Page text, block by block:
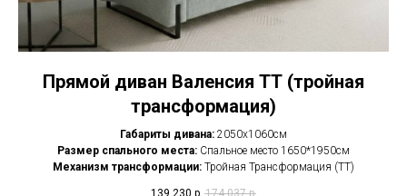
Прямой диван Валенсия ТТ (тройная
трансформация)
Габариты дивана: 2050х1060см
Размер спального места: Спальное место 1650*1950см
Механизм трансформации: Тройная Трансформация (ТТ)